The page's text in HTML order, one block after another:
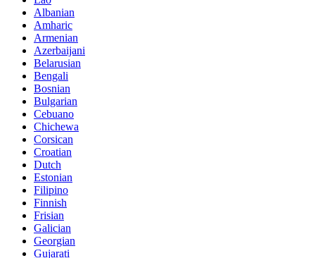
Albanian
Amharic
Armenian
Azerbaijani
Belarusian
Bengali
Bosnian
Bulgarian
Cebuano
Chichewa
Corsican
Croatian
Dutch
Estonian
Filipino
Finnish
Frisian
Galician
Georgian
Gujarati